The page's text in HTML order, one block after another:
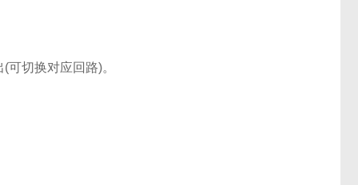
切换对应回路)。